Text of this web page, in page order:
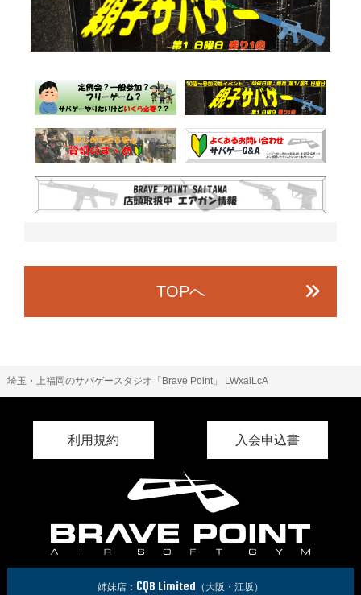
TOPへ
埼玉・上福岡のサバゲースタジオ「Brave Point」 LWxaiLcA
利用規約 入会申込書
姉妹店： CQB Limited （大阪・江坂）